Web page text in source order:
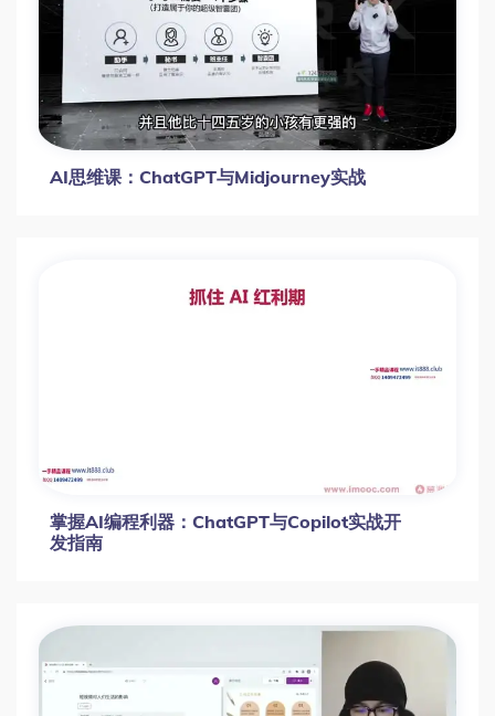
AI思维课：ChatGPT与Midjourney实战
掌握AI编程利器：ChatGPT与Copilot实战开
发指南